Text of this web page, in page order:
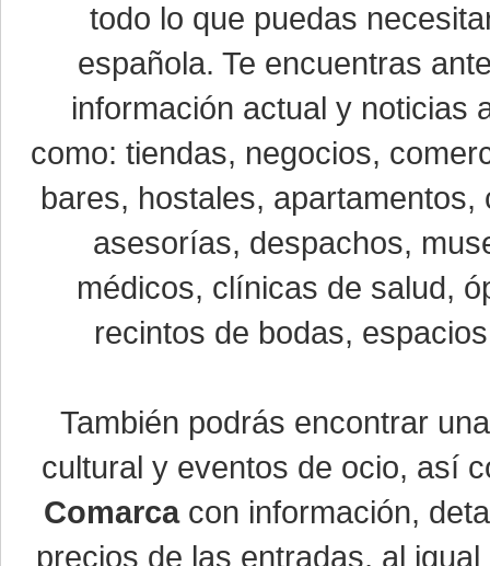
todo lo que puedas
española. Te encuentras
información actual y noticias
como: tiendas, negocios,
bares, hostales,
asesorías, despachos,
médicos, clínicas de salud,
recintos de bodas,
También podrás encontrar
cultural y eventos de ocio, así
Comarcacon información,
precios de las entradas, al